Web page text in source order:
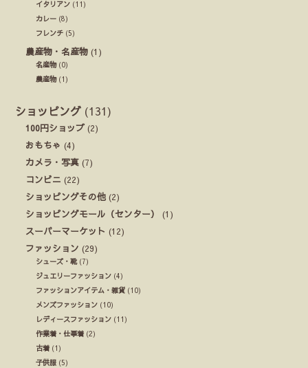
イタリアン (11)
カレー (8)
フレンチ (5)
農産物・名産物 (1)
名産物(0)
農産物(1)
ショッピング (131)
100円ショップ (2)
おもちゃ (4)
カメラ・写真 (7)
コンビニ (22)
ショッピングその他 (2)
ショッピングモール（センター）
(1)
スーパーマーケット (12)
ファッション (29)
シューズ・靴(7)
ジュエリーファッション (4)
ファッションアイテム・雑貨 (10)
メンズファッション (10)
レディースファッション (11)
作業着・仕事着 (2)
古着 (1)
子供服 (5)